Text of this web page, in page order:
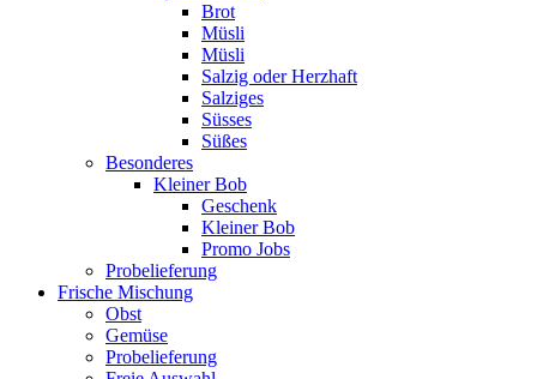
Brot
Müsli
Müsli
Salzig oder Herzhaft
Salziges
Süsses
Süßes
Besonderes
Kleiner Bob
Geschenk
Kleiner Bob
Promo Jobs
Probelieferung
Frische Mischung
Obst
Gemüse
Probelieferung